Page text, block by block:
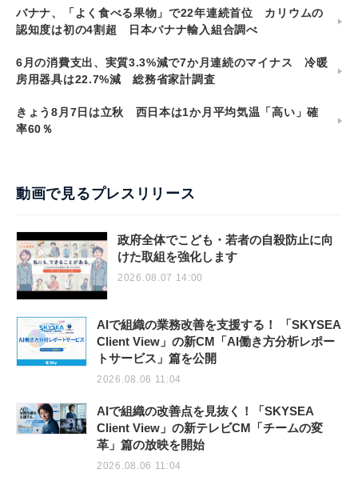
バナナ、「よく食べる果物」で22年連続首位 カリウムの
認知度は初の4割超 日本バナナ輸入組合調べ
6月の消費支出、実質3.3%減で7か月連続のマイナス 冷暖
房用器具は22.7%減 総務省家計調査
きょう8月7日は立秋 西日本は1か月平均気温「高い」確
率60％
動画で見るプレスリリース
政府全体でこども・若者の自殺防止に向
けた取組を強化します
2026.08.07 14:00
AIで組織の業務改善を支援する！ 「SKYSEA
Client View」の新CM「AI働き方分析レポー
トサービス」篇を公開
2026.08.06 11:04
AIで組織の改善点を見抜く！「SKYSEA
Client View」の新テレビCM「チームの変
革」篇の放映を開始
2026.08.06 11:04